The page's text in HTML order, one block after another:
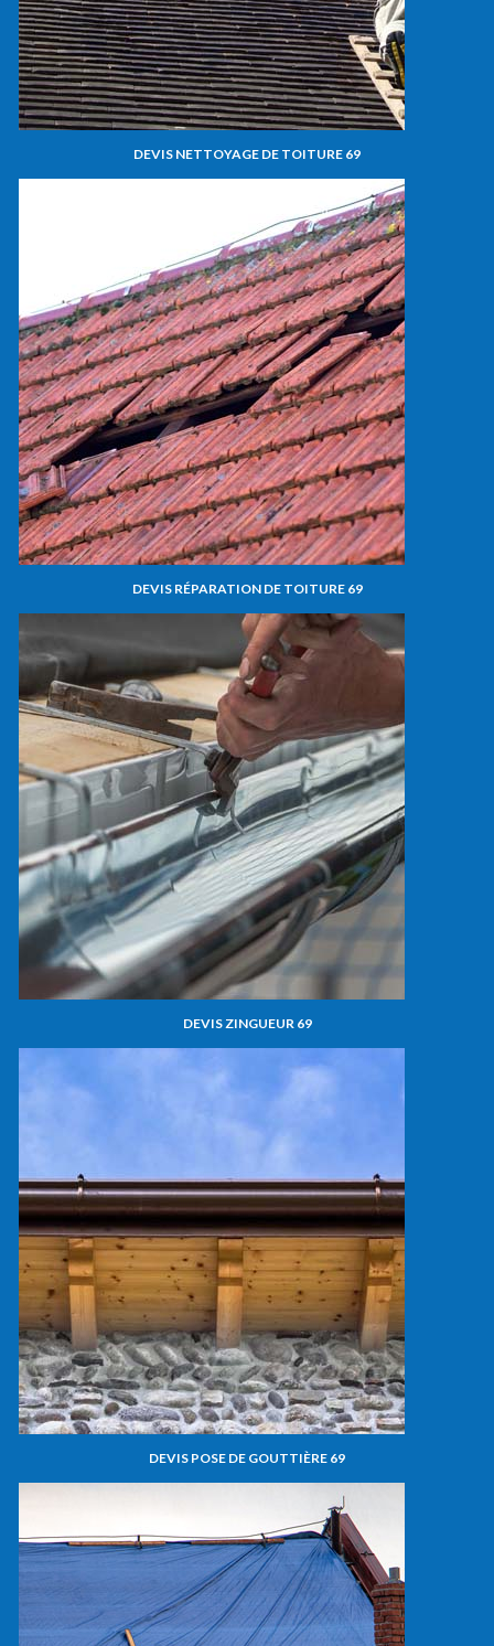
DEVIS NETTOYAGE DE TOITURE 69
DEVIS RÉPARATION DE TOITURE 69
DEVIS ZINGUEUR 69
DEVIS POSE DE GOUTTIÈRE 69